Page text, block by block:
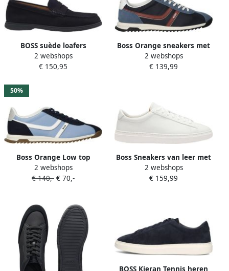
BOSS suède loafers
donkerblauw
2 webshops
€ 150,95
Boss Orange sneakers met
labelprint model
'ZAYN_TENN_BNYMI'
2 webshops
€ 139,99
50%
Boss Orange Low top
sneakers met Leerlook-
details Model
2 webshops
€ 140,- € 70,-
Boss Sneakers van leer met
rubberzool model '
Kieran_Tenn_allt'
2 webshops
€ 159,99
BOSS Kieran Tennis heren